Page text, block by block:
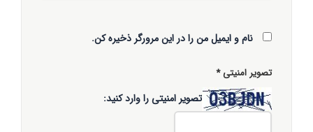
نام و ایمیل من را در این مرورگر ذخیره کن.
تصویر امنیتی*
تصویر امنیتی را وارد کنید: